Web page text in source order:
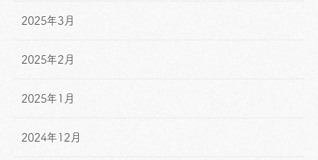
2025年3月
2025年2月
2025年1月
2024年12月